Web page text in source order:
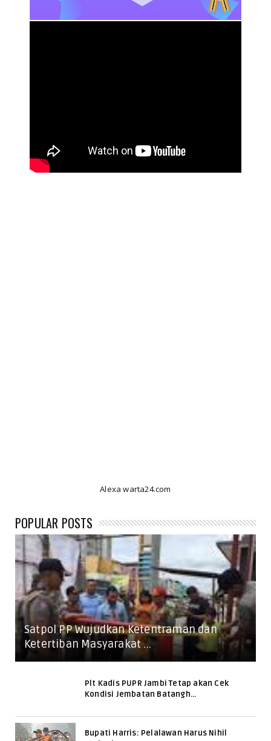
Alexa warta24.com
POPULAR POSTS
Satpol PP Wujudkan Ketentraman dan
Ketertiban Masyarakat ...
Plt Kadis PUPR Jambi Tetap akan Cek
Kondisi Jembatan Batangh...
Bupati Harris: Pelalawan Harus Nihil